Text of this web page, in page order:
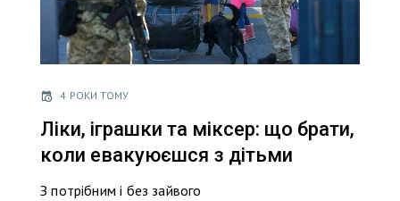
4 РОКИ ТОМУ
Ліки, іграшки та міксер: що брати,
коли евакуюєшся з дітьми
З потрібним і без зайвого